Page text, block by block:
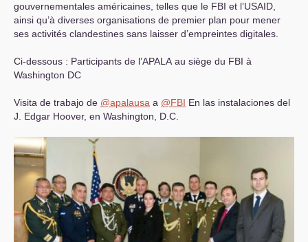
gouvernementales américaines, telles que le FBI et l’USAID,
ainsi qu’à diverses organisations de premier plan pour mener
ses activités clandestines sans laisser d’empreintes digitales.
Ci-dessous : Participants de l’APALAau siège du FBI à
Washington DC
Visita de trabajo de @apalausa a @FBI En las instalaciones del
J. Edgar Hoover, en Washington, D.C.